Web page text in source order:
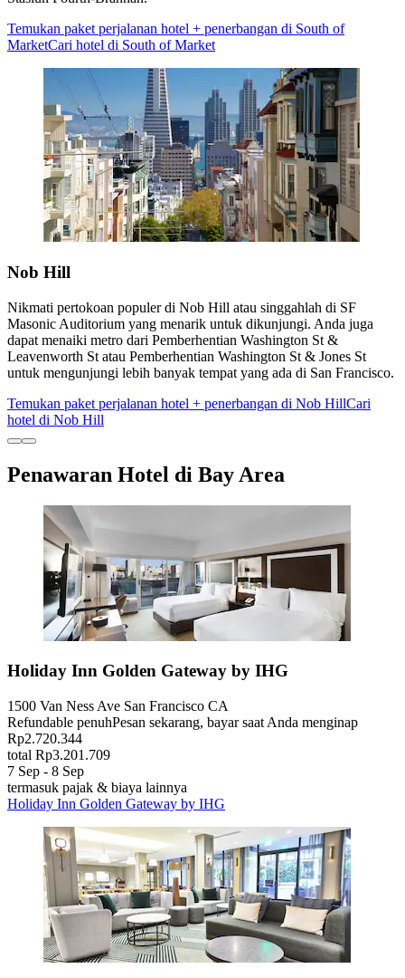
Temukan paket perjalanan hotel + penerbangan di South of
MarketCari hotel di South of Market
Nob Hill
Nikmati pertokoan populer di Nob Hill atau singgahlah di SF
Masonic Auditorium yang menarik untuk dikunjungi. Anda juga
dapat menaiki metro dari Pemberhentian Washington St &
Leavenworth St atau Pemberhentian Washington St & Jones St
untuk mengunjungi lebih banyak tempat yang ada di San Francisco.
Temukan paket perjalanan hotel + penerbangan di Nob HillCari
hotel di Nob Hill
Penawaran Hotel di Bay Area
Holiday Inn Golden Gateway by IHG
1500 Van Ness Ave San Francisco CA
Refundable penuhPesan sekarang, bayar saat Anda menginap
Rp2.720.344
total Rp3.201.709
7 Sep - 8 Sep
termasuk pajak & biaya lainnya
Holiday Inn Golden Gateway by IHG